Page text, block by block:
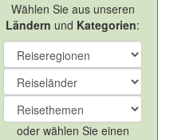
Wählen Sie aus unseren
Ländern und Kategorien:
oder wählen Sie einen